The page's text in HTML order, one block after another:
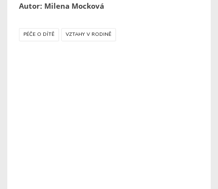
Autor: Milena Mocková
PÉČE O DÍTĚ VZTAHY V RODINĚ